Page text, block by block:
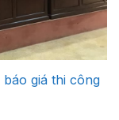
báo giá thi công